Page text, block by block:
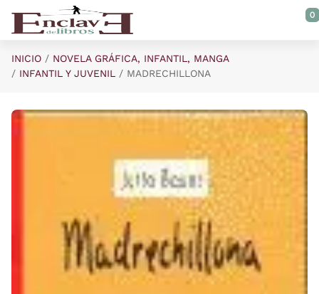
Saltar al contenido principal
0
INICIO
NOVELA GRÁFICA, INFANTIL, MANGA
INFANTIL Y JUVENIL
MADRECHILLONA